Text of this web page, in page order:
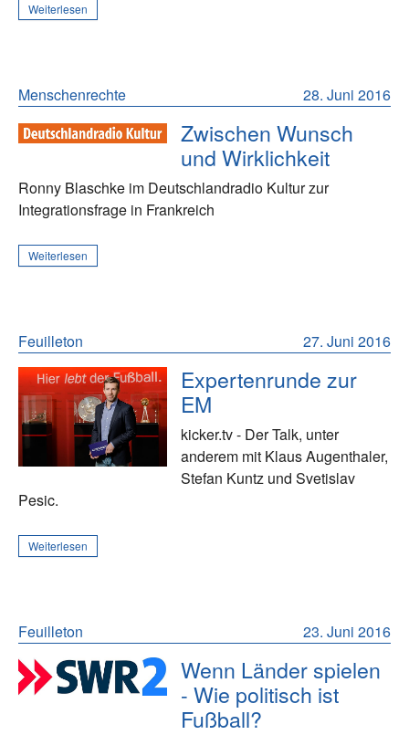
Weiterlesen
28. Juni 2016
Menschenrechte
Zwischen Wunsch
und Wirklichkeit
Ronny Blaschke im Deutschlandradio Kultur zur
Integrationsfrage in Frankreich
Weiterlesen
27. Juni 2016
Feuilleton
Expertenrunde zur
EM
kicker.tv - Der Talk, unter
anderem mit Klaus Augenthaler,
Stefan Kuntz und Svetislav
Pesic.
Weiterlesen
23. Juni 2016
Feuilleton
Wenn Länder spielen
- Wie politisch ist
Fußball?